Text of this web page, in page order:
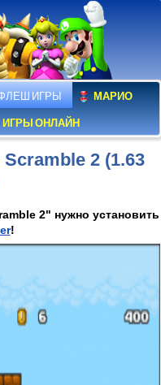
ИГРЫ МАРИО
ИГРЫ ОНЛАЙН
2 (1.63
2" нужно установить
!